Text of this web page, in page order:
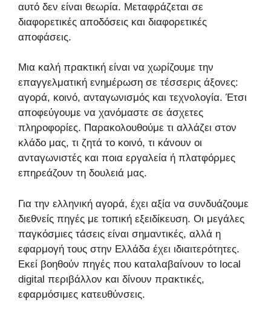
αυτό δεν είναι θεωρία. Μεταφράζεται σε
διαφορετικές αποδόσεις και διαφορετικές
αποφάσεις.
Μια καλή πρακτική είναι να χωρίζουμε την
επαγγελματική ενημέρωση σε τέσσερις άξονες:
αγορά, κοινό, ανταγωνισμός και τεχνολογία. Έτσι
αποφεύγουμε να χανόμαστε σε άσχετες
πληροφορίες. Παρακολουθούμε τι αλλάζει στον
κλάδο μας, τι ζητά το κοινό, τι κάνουν οι
ανταγωνιστές και ποια εργαλεία ή πλατφόρμες
επηρεάζουν τη δουλειά μας.
Για την ελληνική αγορά, έχει αξία να συνδυάζουμε
διεθνείς πηγές με τοπική εξειδίκευση. Οι μεγάλες
παγκόσμιες τάσεις είναι σημαντικές, αλλά η
εφαρμογή τους στην Ελλάδα έχει ιδιαιτερότητες.
Εκεί βοηθούν πηγές που καταλαβαίνουν το local
digital περιβάλλον και δίνουν πρακτικές,
εφαρμόσιμες κατευθύνσεις.